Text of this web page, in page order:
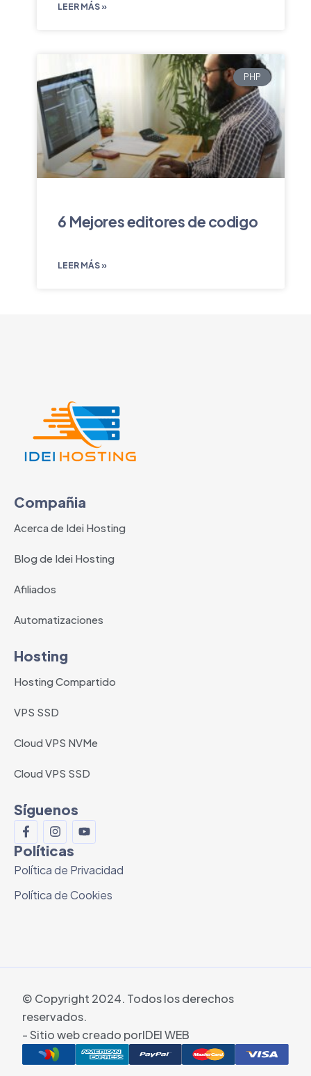
LEER MÁS »
PHP
6 Mejores editores de codigo
LEER MÁS »
Compañia
Acerca de Idei Hosting
Blog de Idei Hosting
Afiliados
Automatizaciones
Hosting
Hosting Compartido
VPS SSD
Cloud VPS NVMe
Cloud VPS SSD
Síguenos
Políticas
Política de Privacidad
Política de Cookies
© Copyright 2024. Todos los derechos
reservados.
- Sitio web creado porIDEI WEB